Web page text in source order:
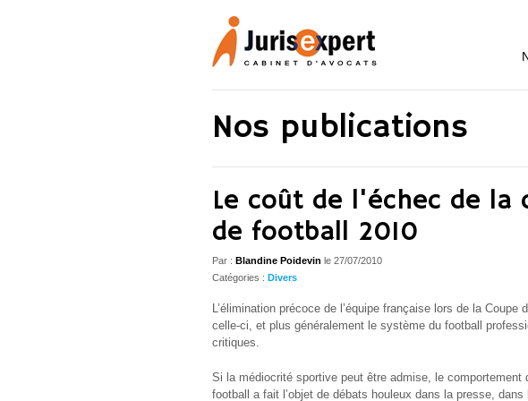
Nos publications
Le coût de l'échec de la
de football 2010
Par : Blandine Poidevin le 27/07/2010
Catégories : Divers
L’élimination précoce de l’équipe française lors de la
celle-ci, et plus généralement le système du football
critiques.
Si la médiocrité sportive peut être admise, le comportement
football a fait l’objet de débats houleux dans la presse,